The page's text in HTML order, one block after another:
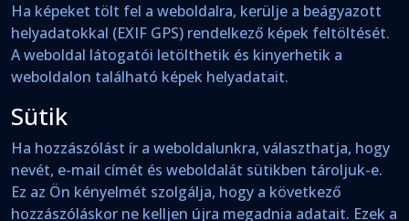
Ha képeket tölt fel a weboldalra, kerülje a beágyazott
helyadatokkal (EXIF GPS) rendelkező képek feltöltését.
A weboldal látogatói letölthetik és kinyerhetik a
weboldalon található képek helyadatait.
Sütik
Ha hozzászólást ír a weboldalunkra, választhatja, hogy
nevét, e-mail címét és weboldalát sütikben tároljuk-e.
Ez az Ön kényelmét szolgálja, hogy a következő
hozzászóláskor ne kelljen újra megadnia adatait. Ezek a